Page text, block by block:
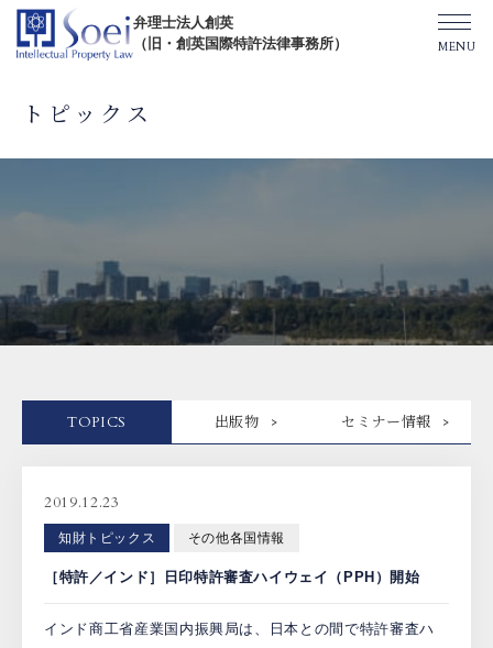
弁理士法人創英
（旧・創英国際特許法律事務所）
オフィス一覧
弁理士紹介
SHIP（米国直接出願）
PCTnavi
トピックス
TOPICS 出版物 セミナー情報
2019.12.23
知財トピックス その他各国情報
［特許／インド］日印特許審査ハイウェイ（PPH）開始
インド商工省産業国内振興局は、日本との間で特許審査ハ